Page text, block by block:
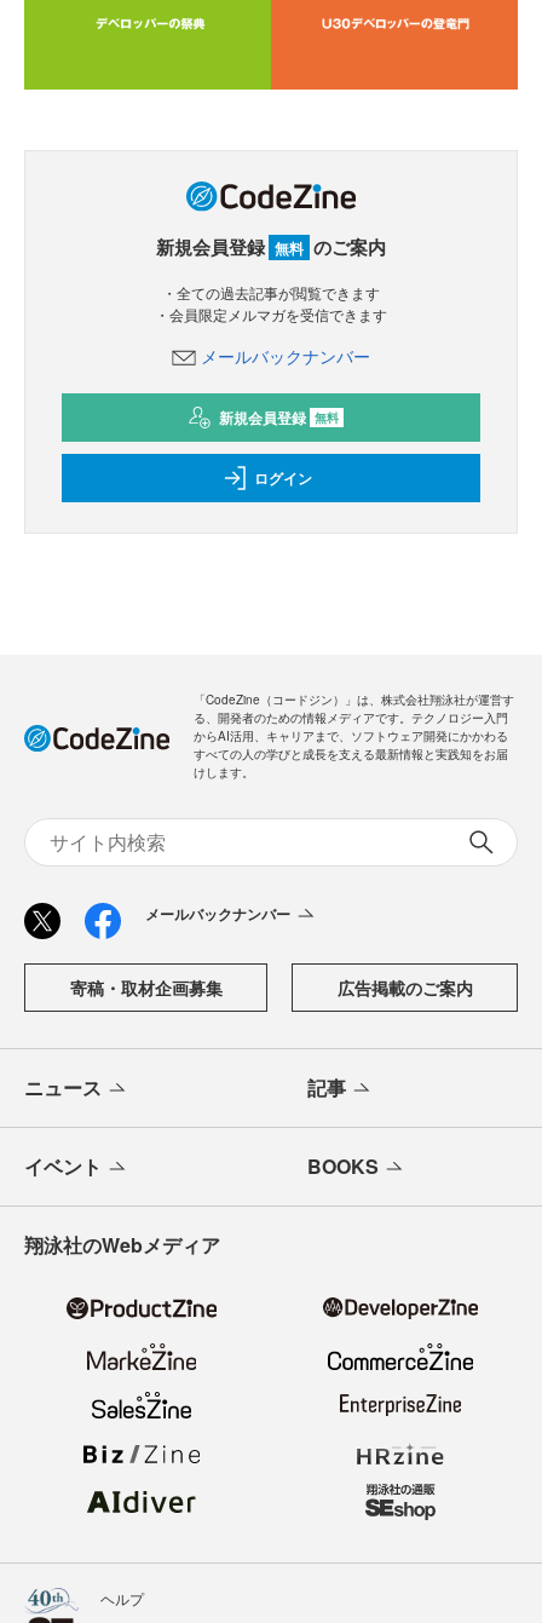
新規会員登録 無料 のご案内
・全ての過去記事が閲覧できます
・会員限定メルマガを受信できます
メールバックナンバー
新規会員登録 無料
ログイン
「CodeZine（コードジン）」は、株式会社翔泳社が運営す
る、開発者のための情報メディアです。テクノロジー入門
からAI活用、キャリアまで、ソフトウェア開発にかかわる
すべての人の学びと成長を支える最新情報と実践知をお届
けします。
メールバックナンバー
寄稿・取材企画募集 広告掲載のご案内
ニュース 記事
イベント BOOKS
翔泳社のWebメディア
ヘルプ